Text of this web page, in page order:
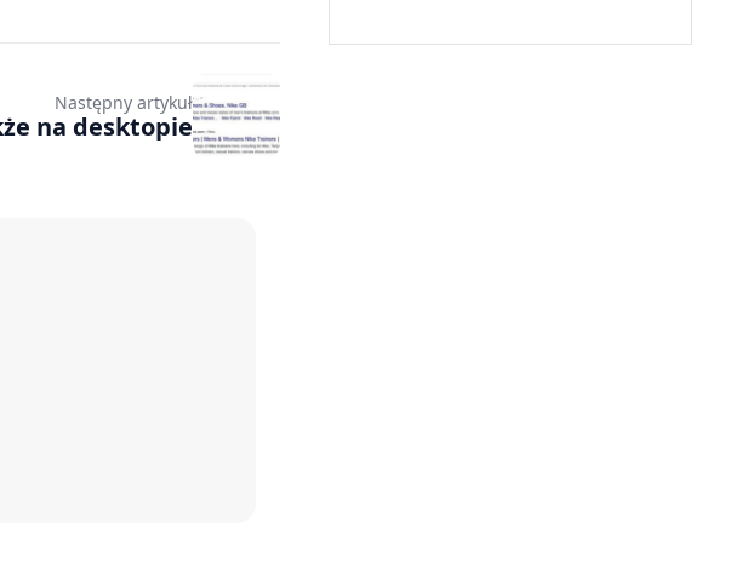
Następny artykuł
na desktopie